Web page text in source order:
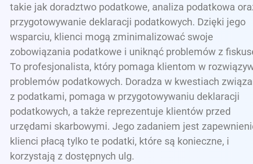
takie jak doradztwo podatkowe, analiza podatkowa
przygotowywanie deklaracji podatkowych. Dzięki jego
wsparciu, klienci mogą zminimalizować swoje
zobowiązania podatkowe i uniknąć problemów z
To profesjonalista, który pomaga klientom w
problemów podatkowych. Doradza w kwestiach
z podatkami, pomaga w przygotowywaniu deklaracji
podatkowych, a także reprezentuje klientów przed
urzędami skarbowymi. Jego zadaniem jest
klienci płacą tylko te podatki, które są konieczne, i
korzystają z dostępnych ulg.